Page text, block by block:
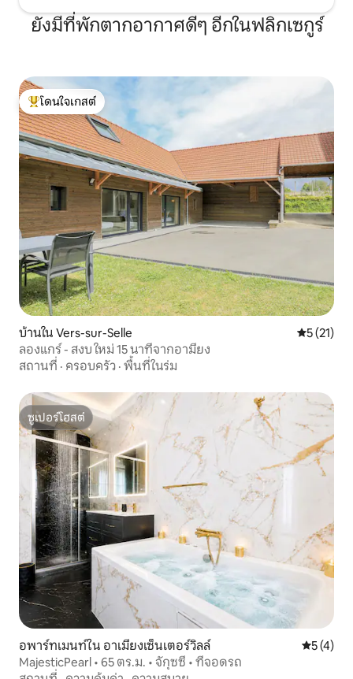
ยังมีที่พักตากอากาศดีๆ อีกในฟลิกเซกูร์
โดนใจเกสต์ที่สุด
โดนใจเกสต์
บ้านใน Vers-sur-Selle คะแนนเฉลี่
5 (21)
ลองแกร์ - สงบ ใหม่ 15 นาทีจากอามียง
สถานที่ · ครอบครัว · พื้นที่ในร่ม
ซูเปอร์โฮสต์
ซูเปอร์โฮสต์
อพาร์ทเมนท์ใน อาเมียงเซ็นเตอร์วิลล์ คะแนนเฉ
5 (4)
MajesticPearl • 65 ตร.ม. • จักุซซี่ • ที่จอดรถ